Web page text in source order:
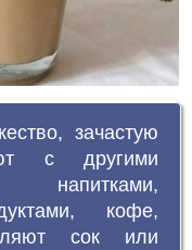
зачастую
с другими
напитками,
кофе,
сок или